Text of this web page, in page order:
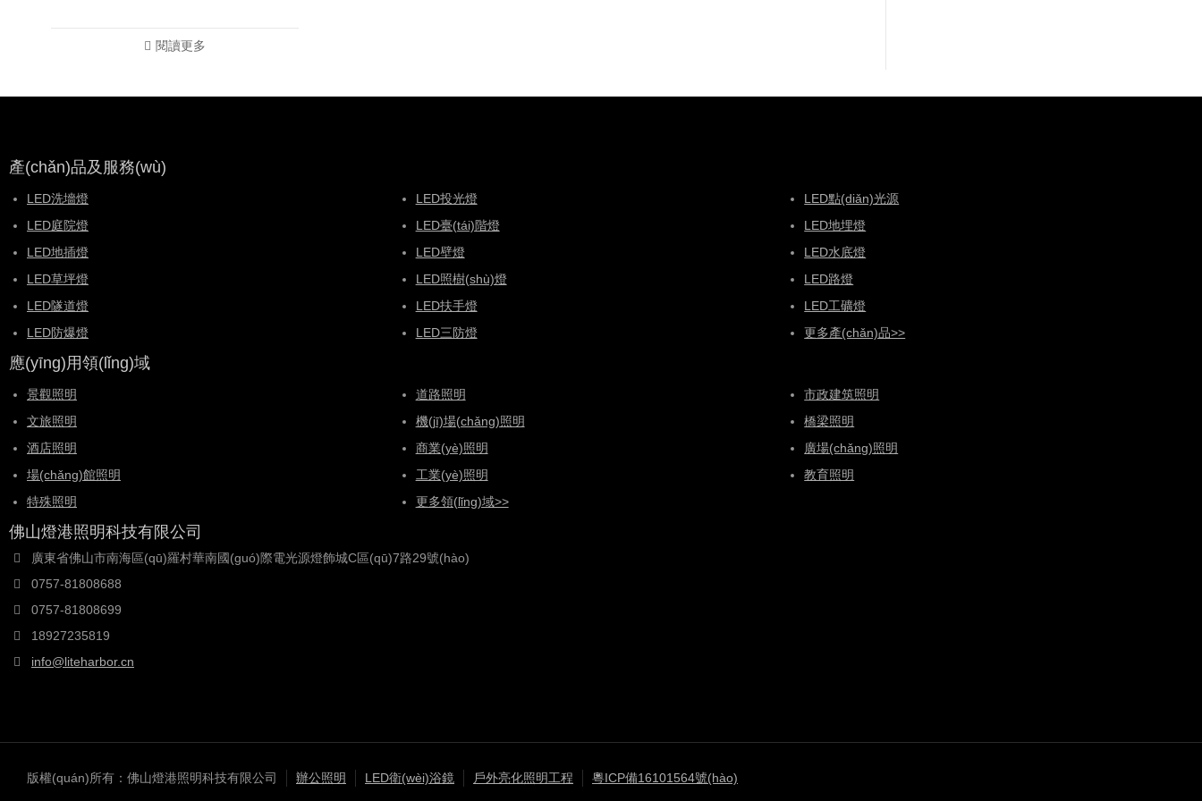
閱讀更多
產(chǎn)品及服務(wù)
LED洗墻燈 LED投光燈
LED點(diǎn)光源
LED庭院燈
LED臺(tái)階燈
LED地埋燈
LED地插燈
LED壁燈
LED水底燈
LED草坪燈
LED照樹(shù)燈
LED路燈
LED隧道燈
LED扶手燈
LED工礦燈
LED防爆燈
LED三防燈 更多產(chǎn)品>>
應(yīng)用領(lǐng)域
景觀照明 道路照明
市政建筑照明
文旅照明
機(jī)場(chǎng)照明
橋梁照明
酒店照明
商業(yè)照明
廣場(chǎng)照明
場(chǎng)館照明
工業(yè)照明
教育照明
特殊照明
更多領(lǐng)域>>
佛山燈港照明科技有限公司
廣東省佛山市南海區(qū)羅村華南國(guó)際電光源燈飾城C區(qū)7路29號(hào)
0757-81808688
0757-81808699
18927235819
info@liteharbor.cn
版權(quán)所有：佛山燈港照明科技有限公司 辦公照明 LED衛(wèi)浴鏡 戶外亮化照明工程 粵ICP備16101564號(hào)